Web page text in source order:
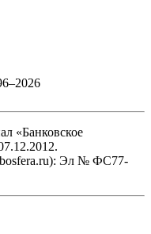
«Банковское
bosfera.ru): Эл № ФС77-